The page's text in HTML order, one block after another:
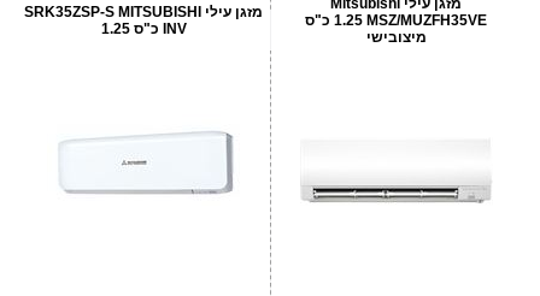
מזגן עילי Mitsubishi
MSZ/MUZFH35VE ‏1.25 ‏כ"ס
מיצובישי
מזגן עילי SRK35ZSP-S MITSUBISHI
INV כ"ס 1.25